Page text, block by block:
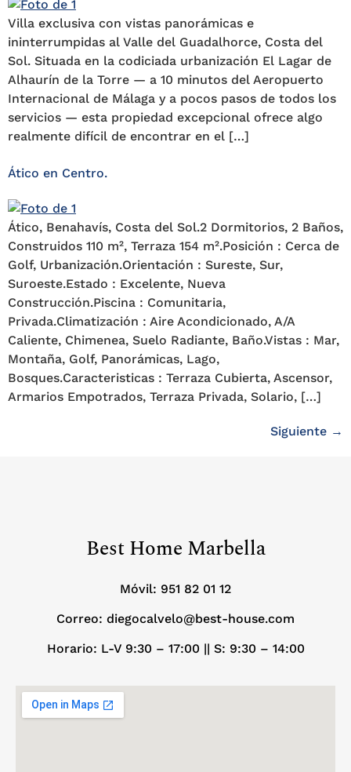
Villa exclusiva con vistas panorámicas e
ininterrumpidas al Valle del Guadalhorce, Costa del
Sol. Situada en la codiciada urbanización El Lagar de
Alhaurín de la Torre — a 10 minutos del Aeropuerto
Internacional de Málaga y a pocos pasos de todos los
servicios — esta propiedad excepcional ofrece algo
realmente difícil de encontrar en el […]
Ático en Centro.
Ático, Benahavís, Costa del Sol.2 Dormitorios, 2 Baños,
Construidos 110 m², Terraza 154 m².Posición : Cerca de
Golf, Urbanización.Orientación : Sureste, Sur,
Suroeste.Estado : Excelente, Nueva
Construcción.Piscina : Comunitaria,
Privada.Climatización : Aire Acondicionado, A/A
Caliente, Chimenea, Suelo Radiante, Baño.Vistas : Mar,
Montaña, Golf, Panorámicas, Lago,
Bosques.Caracteristicas : Terraza Cubierta, Ascensor,
Armarios Empotrados, Terraza Privada, Solario, […]
Siguiente →
Best Home Marbella
Móvil: 951 82 01 12
Correo: diegocalvelo@best-house.com
Horario: L-V 9:30 – 17:00 || S: 9:30 – 14:00